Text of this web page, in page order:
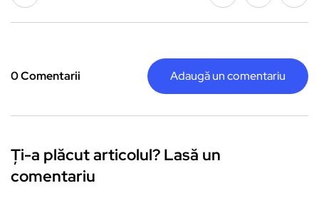
0 Comentarii Adaugă un comentariu
Ți-a plăcut articolul? Lasă un
comentariu